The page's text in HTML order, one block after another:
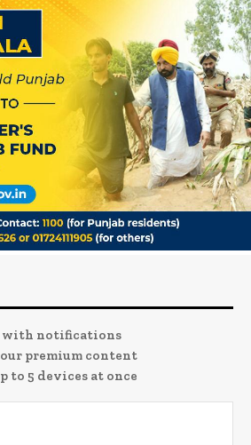
with notifications
premium content
to 5 devices at once